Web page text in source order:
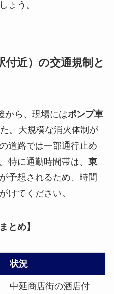
ょう。
付近）の交通規制と
から、現場にはポンプ車
。大規模な消火体制が
道路では一部通行止め
特に通勤時間帯は、 東
予想されるため、時間
けてください。
とめ】
状況
中延商店街の酒店付